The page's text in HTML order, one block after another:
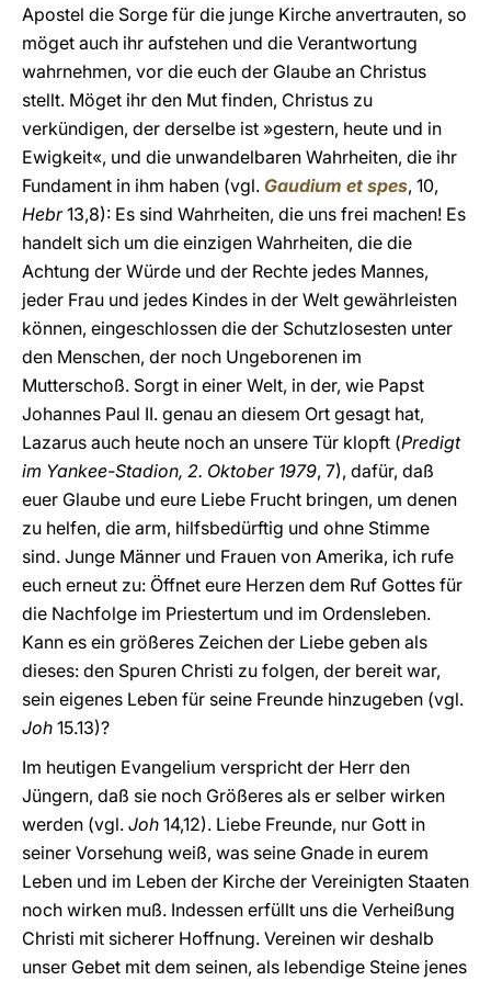
Apostel die Sorge für die junge Kirche anvertrauten, so
möget auch ihr aufstehen und die Verantwortung
wahrnehmen, vor die euch der Glaube an Christus
stellt. Möget ihr den Mut finden, Christus zu
verkündigen, der derselbe ist »gestern, heute und in
Ewigkeit«, und die unwandelbaren Wahrheiten, die ihr
Fundament in ihm haben (vgl. Gaudium et spes, 10,
Hebr13,8): Es sind Wahrheiten, die uns frei machen! Es
handelt sich um die einzigen Wahrheiten, die die
Achtung der Würde und der Rechte jedes Mannes,
jeder Frau und jedes Kindes in der Welt gewährleisten
können, eingeschlossen die der Schutzlosesten unter
den Menschen, der noch Ungeborenen im
Mutterschoß. Sorgt in einer Welt, in der, wie Papst
Johannes Paul II. genau an diesem Ort gesagt hat,
Lazarus auch heute noch an unsere Tür klopft (Predigt
im Yankee-Stadion, 2. Oktober 1979, 7), dafür, daß
euer Glaube und eure Liebe Frucht bringen, um denen
zu helfen, die arm, hilfsbedürftig und ohne Stimme
sind. Junge Männer und Frauen von Amerika, ich rufe
euch erneut zu: Öffnet eure Herzen dem Ruf Gottes für
die Nachfolge im Priestertum und im Ordensleben.
Kann es ein größeres Zeichen der Liebe geben als
dieses: den Spuren Christi zu folgen, der bereit war,
sein eigenes Leben für seine Freunde hinzugeben (vgl.
Joh 15.13)?
Im heutigen Evangelium verspricht der Herr den
Jüngern, daß sie noch Größeres als er selber wirken
werden (vgl. Joh 14,12). Liebe Freunde, nur Gott in
seiner Vorsehung weiß, was seine Gnade in eurem
Leben und im Leben der Kirche der Vereinigten Staaten
noch wirken muß. Indessen erfüllt uns die Verheißung
Christi mit sicherer Hoffnung. Vereinen wir deshalb
unser Gebet mit dem seinen, als lebendige Steine jenes